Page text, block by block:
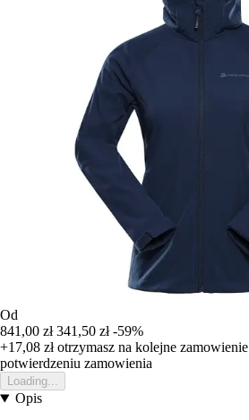
Od
841,00 zł 341,50 zł -59%
+17,08 złotrzymasz na kolejne zamowienie
potwierdzeniu zamowienia
Loading...
Opis